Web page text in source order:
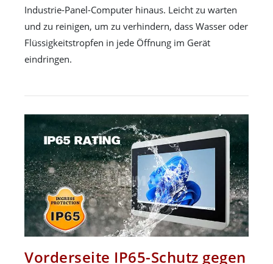
Industrie-Panel-Computer hinaus. Leicht zu warten
und zu reinigen, um zu verhindern, dass Wasser oder
Flüssigkeitstropfen in jede Öffnung im Gerät
eindringen.
Vorderseite IP65-Schutz gegen